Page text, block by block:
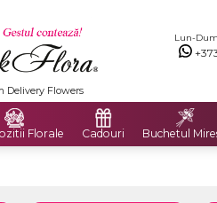
Lun-
Delivery Flowers
Florale Cadouri Buchetul